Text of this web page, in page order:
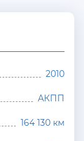
2010
АКПП
164 130 км